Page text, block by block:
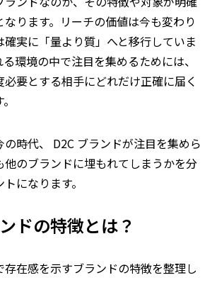
ります。リーチの価値は今も変わり
確実に「量より質」へと移行していま
環境の中で注目を集めるためには、
必要とする相手にどれだけ正確に届く
時代、 D2C ブランドが注目を集めら
他のブランドに埋もれてしまうかを分
になります。
ドの特徴とは？
在感を示すブランドの特徴を整理し